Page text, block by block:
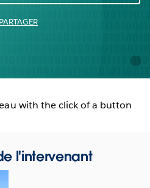
PARTAGER
with the click of a button
l'intervenant